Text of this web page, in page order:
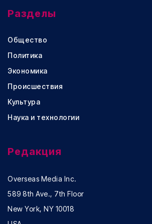
Разделы
Общество
Политика
Экономика
Происшествия
Культура
Наука и технологии
Редакция
Overseas Media Inc.
589 8th Ave., 7th Floor
New York, NY 10018